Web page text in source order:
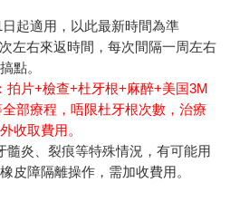
起適用，以此最新時間為準
左右來返時間，每次間隔一周左右
點。
拍片+檢查+杜牙根+麻醉+美国3M
部療程，唔限杜牙根次數，治療
收取費用。
髓炎、裂痕等特殊情況，有可能用
皮障隔離操作，需加收費用。